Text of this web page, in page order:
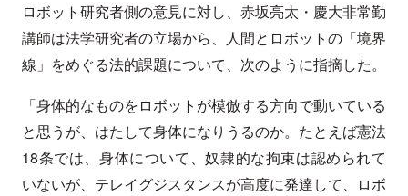
ロボット研究者側の意見に対し、赤坂亮太・慶大非常勤
講師は法学研究者の立場から、人間とロボットの「境界
線」をめぐる法的課題について、次のように指摘した。
「身体的なものをロボットが模倣する方向で動いている
と思うが、はたして身体になりうるのか。たとえば憲法
18条では、身体について、奴隷的な拘束は認められて
いないが、テレイグジスタンスが高度に発達して、ロボ